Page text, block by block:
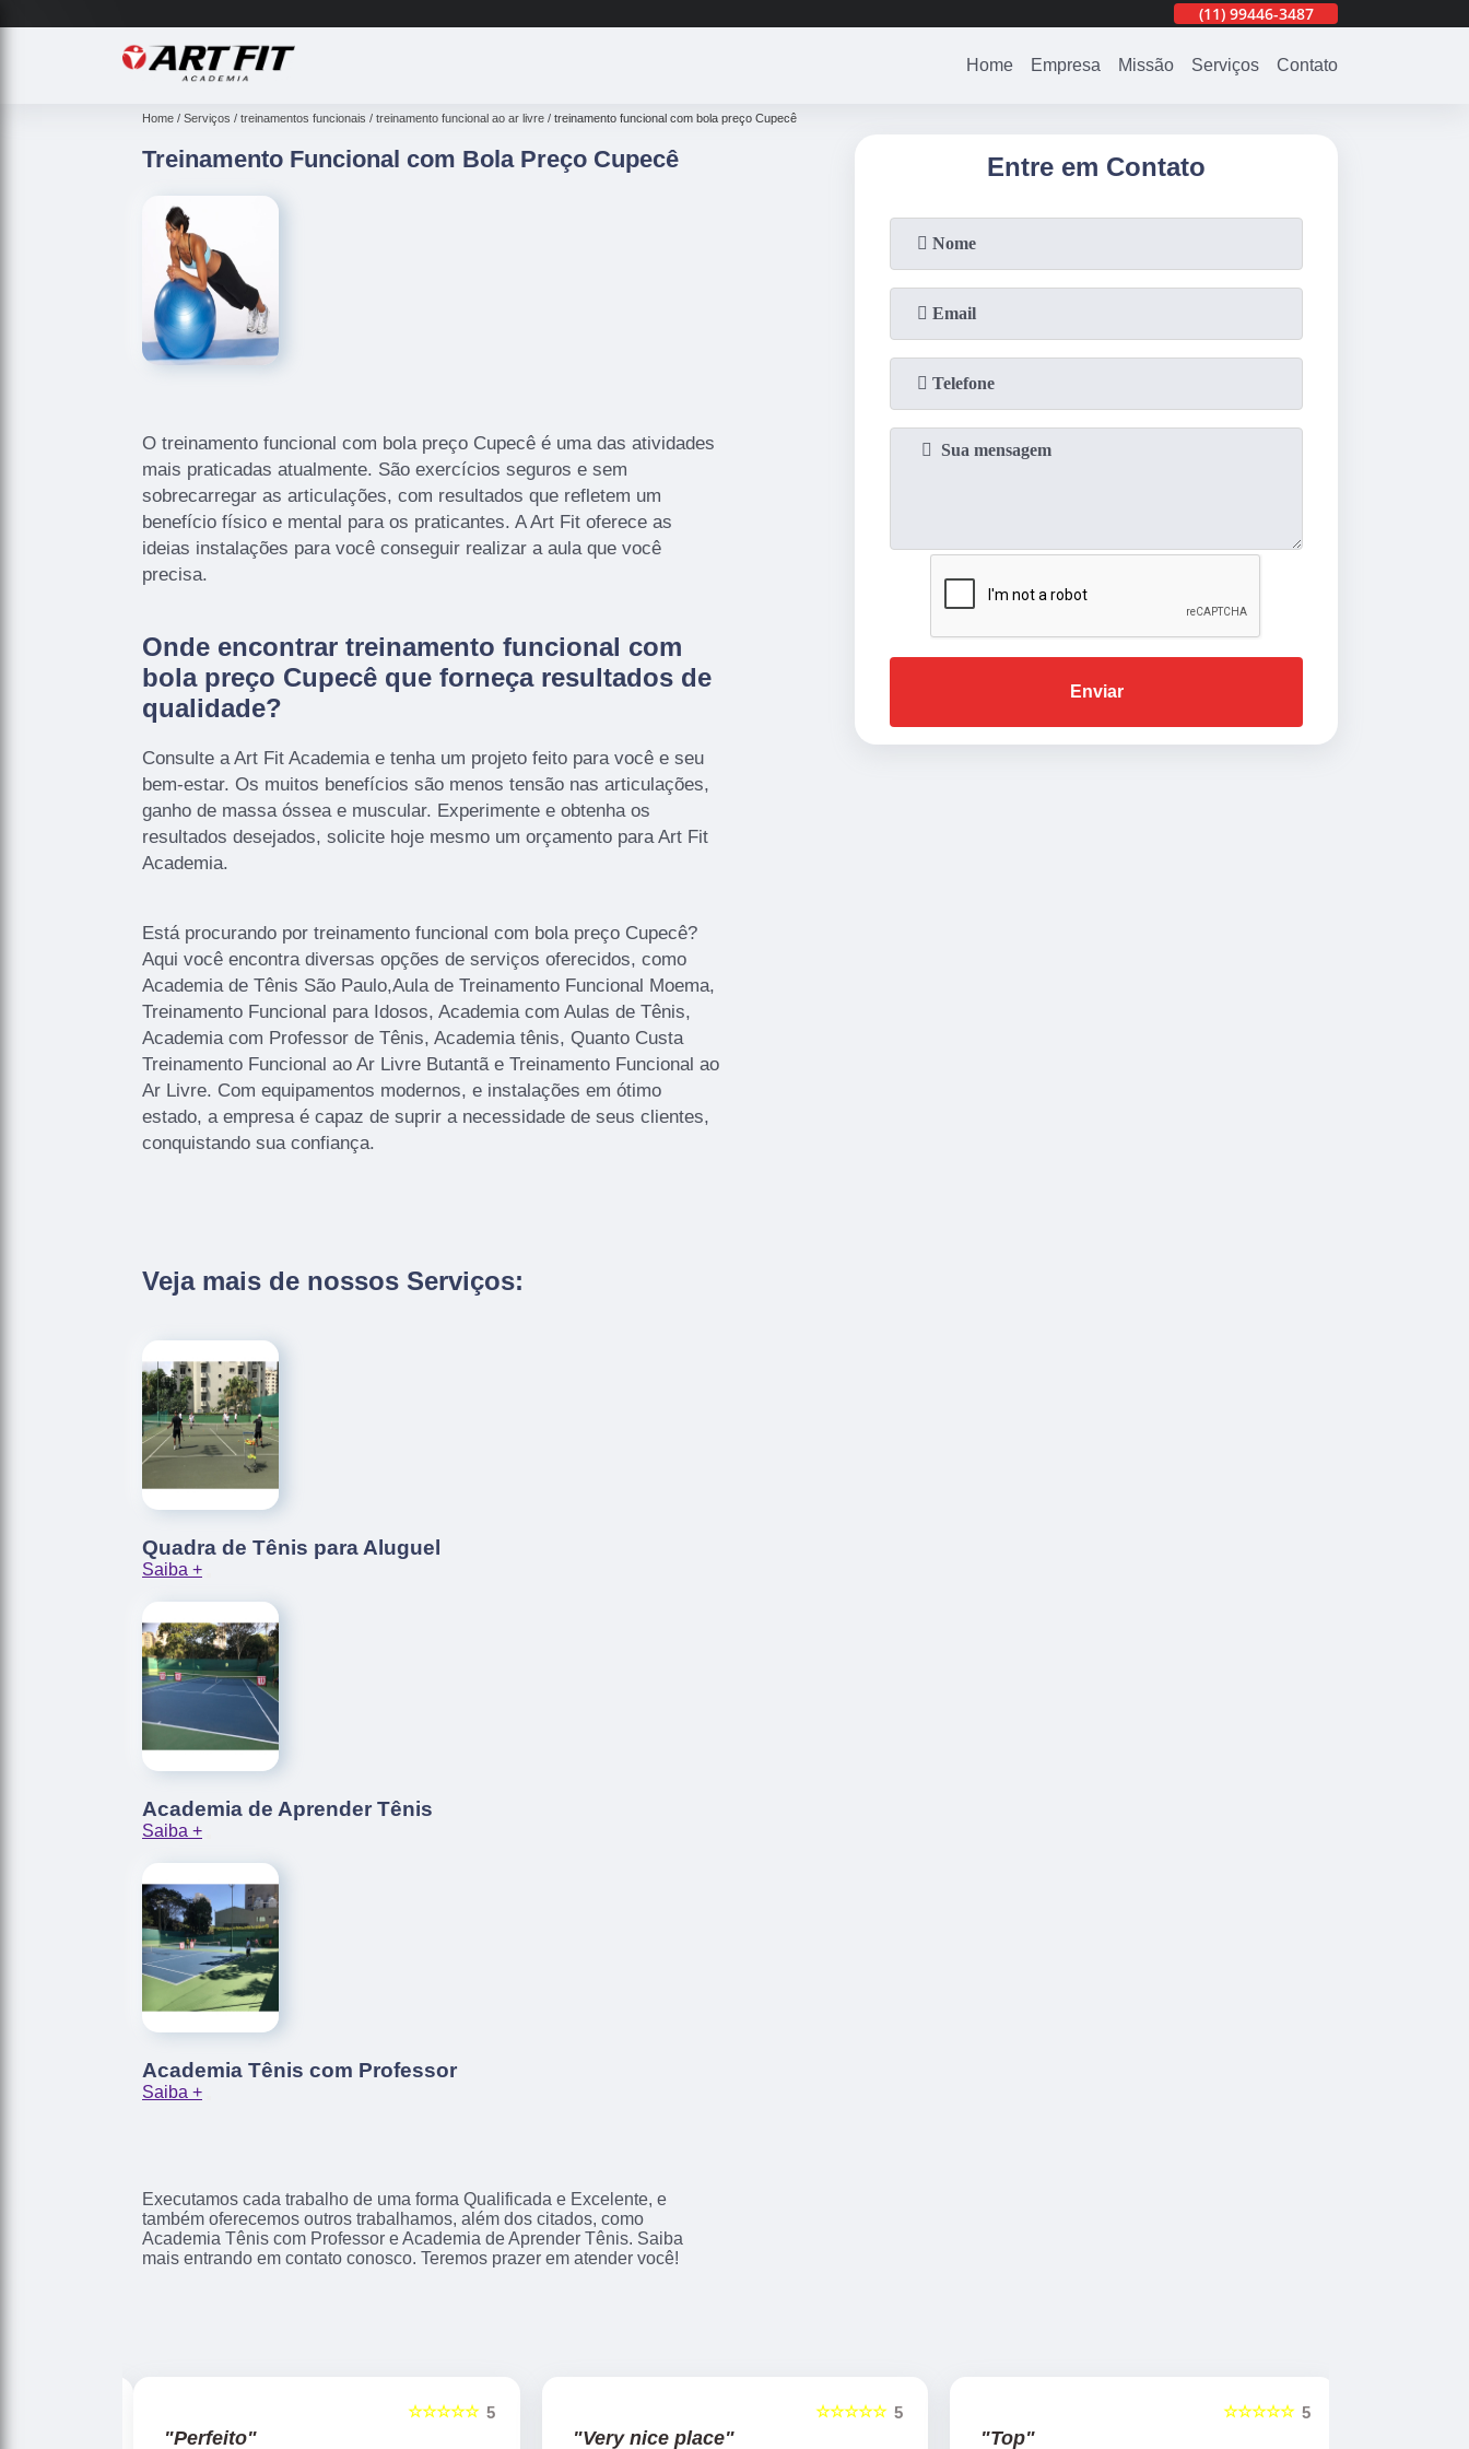
(11) 99446-3487
Home Empresa Missão Serviços Contato
Home Serviços treinamentos funcionais treinamento funcional ao ar livre treinamento funcional com bola preço Cupecê
Treinamento Funcional com Bola Preço Cupecê
O treinamento funcional com bola preço Cupecê é uma das atividades
mais praticadas atualmente. São exercícios seguros e sem
sobrecarregar as articulações, com resultados que refletem um
benefício físico e mental para os praticantes. A Art Fit oferece as
ideias instalações para você conseguir realizar a aula que você
precisa.
Onde encontrar treinamento funcional com
bola preço Cupecê que forneça resultados de
qualidade?
Consulte a Art Fit Academia e tenha um projeto feito para você e seu
bem-estar. Os muitos benefícios são menos tensão nas articulações,
ganho de massa óssea e muscular. Experimente e obtenha os
resultados desejados, solicite hoje mesmo um orçamento para Art Fit
Academia.
Está procurando por treinamento funcional com bola preço Cupecê?
Aqui você encontra diversas opções de serviços oferecidos, como
Academia de Tênis São Paulo,Aula de Treinamento Funcional Moema,
Treinamento Funcional para Idosos, Academia com Aulas de Tênis,
Academia com Professor de Tênis, Academia tênis, Quanto Custa
Treinamento Funcional ao Ar Livre Butantã e Treinamento Funcional ao
Ar Livre. Com equipamentos modernos, e instalações em ótimo
estado, a empresa é capaz de suprir a necessidade de seus clientes,
conquistando sua confiança.
Veja mais de nossos Serviços:
Quadra de Tênis para Aluguel
Saiba +
Academia de Aprender Tênis
Saiba +
Academia Tênis com Professor
Saiba +
Executamos cada trabalho de uma forma Qualificada e Excelente, e
também oferecemos outros trabalhamos, além dos citados, como
Academia Tênis com Professor e Academia de Aprender Tênis. Saiba
mais entrando em contato conosco. Teremos prazer em atender você!
Entre em Contato
Enviar
5
☆☆☆☆☆
"Perfeito"
5
☆☆☆☆☆
"Very nice place"
5
☆☆☆☆☆
"Top"